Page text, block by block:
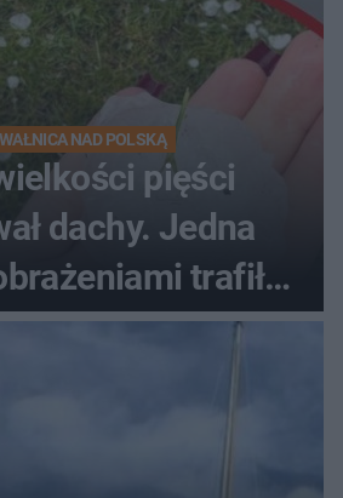
NAD POLSKĄ
pięści
dachy. Jedna
trafiła
do szpitala